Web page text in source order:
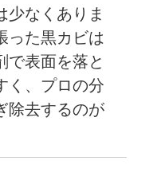
少なくありま
った黒カビは
で表面を落と
く、プロの分
除去するのが